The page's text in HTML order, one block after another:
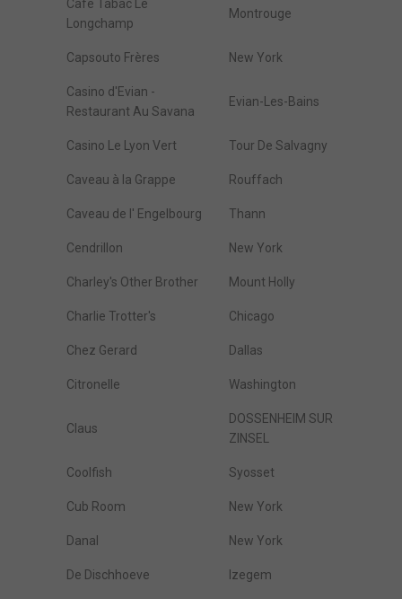
Cafe Tabac Le
Longchamp
Montrouge
Capsouto Frères New York
Casino d'Evian -
Restaurant Au Savana
Evian-Les-Bains
Casino Le Lyon Vert Tour De Salvagny
Caveau à la Grappe Rouffach
Caveau de l' Engelbourg Thann
Cendrillon New York
Charley's Other Brother Mount Holly
Charlie Trotter's Chicago
Chez Gerard Dallas
Citronelle Washington
Claus
DOSSENHEIM SUR
ZINSEL
Coolfish Syosset
Cub Room New York
Danal New York
De Dischhoeve Izegem